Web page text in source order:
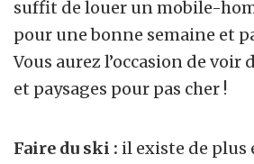
suffit de louer un mobile-
pour une bonne semaine et
Vous aurez l’occasion de voir
et paysages pour pas cher !
Faire du ski : il existe de plus